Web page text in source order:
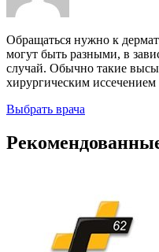
Обращаться нужно к
могут быть разными, в
случай. Обычно такие
хирургическим
Выбрать врача